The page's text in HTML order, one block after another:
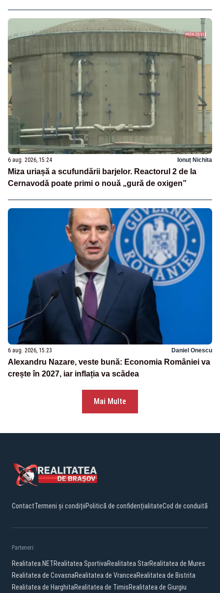
6 aug. 2026, 15:24 Ionuț Nichita
Miza uriașă a scufundării barjelor. Reactorul 2 de la
Cernavodă poate primi o nouă „gură de oxigen”
6 aug. 2026, 15:23 Daniel Onescu
Alexandru Nazare, veste bună: Economia României va
crește în 2027, iar inflația va scădea
Mai Multe
ContactTermeni și condițiiPolitică de confidențialitateCod de conduită
Parteneri:
Realitatea.NETRealitatea SportivaRealitatea StarRealitatea de Mures
Realitatea de CovasnaRealitatea de VranceaRealitatea de Bistrita
Realitatea de HarghitaRealitatea de TimisRealitatea de Giurgiu